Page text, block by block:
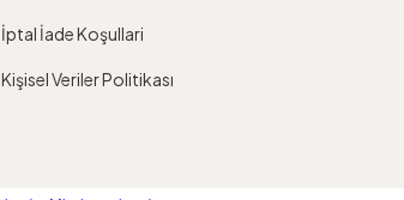
İptal İade Koşullari
Kişisel Veriler Politikası